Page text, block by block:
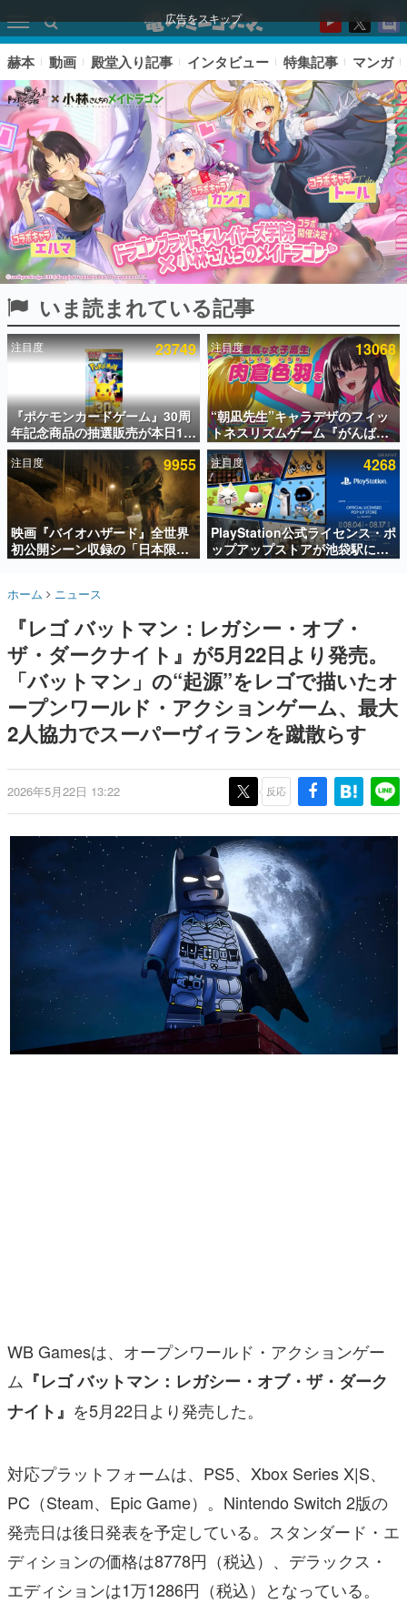
広告をスキップ
ピックアップ
電ファミのいま読まれている記事ランキング
アプリセール情報
インタビュー
連載・特集一覧
殿堂入り記事
SNS拡散数が数千以上！ ページビュー数万以上！ などな
ど。多くの人々に読まれた、電ファミ渾身の“殿堂入り”記
事をまとめました。
名作ゲームクリエイターの方々に製作時のエピソードをお
きます。
赫本
この物語を解いてはいけない。『赫本』は、〈試験問題〉
の形をした短編ホラー小説集です。
新世代に訊く
これからのデジタルゲーム市場を担う若きクリエイター達
ゲーム世代の作家たち
ゲームに多大な影響を受けた作家さんに取材し、ゲームが
画です。
日本モバイルゲーム産業史
日本のモバイルゲーム史における主要なトピック・タイト
ルを網羅するほか、開発者へのインタビューや識者による
解説を掲載。約20年の歴史が一望できる決定版！
若ゲのいたり〜ゲームクリエイターの青春〜
『うつヌケ』『ペンと箸』等で知られるマンガ家・田中圭
一先生によるゲーム業界レポートマンガです。
なんでゲームは面白い？
ゲーム開発者・hamatsu氏がゲームの魅力を画面や操作の
具体的な形から解き明かしていく、硬派で骨太な評論連載
その他
電ファミニコゲーマーとは？
赫本 動画 殿堂入り記事 インタビュー 特集記事 マンガ
いま読まれている記事
注目度 23749
『ポケモンカードゲーム』30周
年記念商品の抽選販売が本日12
時より開始。拡張パック「30th
CELEBRATION」のボックス
に、「プレミアムデッキセット
エーフィ・ブラッキー」
「FUTURISTIC BOX」の計3商
品
注目度 13068
“朝凪先生”キャラデザのフィッ
トネスリズムゲーム『がんば
れ！チアリズム』Steamストア
ページが公開。キャラクターの
CVは陽向葵ゅかさん
注目度 9955
映画『バイオハザード』全世界
初公開シーン収録の「日本限
定」予告映像が解禁。バイオの
「ラクーンシティ総合病院」へ
注目度 4268
PlayStation公式ライセンス・ポ
ップアップストアが池袋駅にて
期間限定で開催。夏のアパレル
ホーム ニュース
『レゴ バットマン：レガシー・オブ・
ザ・ダークナイト』が5月22日より発売。
「バットマン」の“起源”をレゴで描いたオ
ープンワールド・アクションゲーム、最大
2人協力でスーパーヴィランを蹴散らす
2026年5月22日 13:22 反応
WB Gamesは、オープンワールド・アクションゲー
ム 『レゴ バットマン：レガシー・オブ・ザ・ダーク
ナイト』 を5月22日より発売した。
対応プラットフォームは、PS5、Xbox Series X|S、
PC（Steam、Epic Game）。Nintendo Switch 2版の
発売日は後日発表を予定している。スタンダード・エ
ディションの価格は8778円（税込）、デラックス・
エディションは1万1286円（税込）となっている。